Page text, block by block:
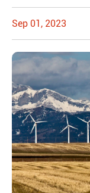
Sep 01, 2023